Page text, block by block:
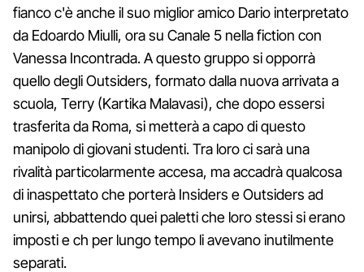
fianco c'è anche il suo miglior amico Dario interpretato
da Edoardo Miulli, ora su Canale 5 nella fiction con
Vanessa Incontrada. A questo gruppo si opporrà
quello degli Outsiders, formato dalla nuova arrivata a
scuola, Terry (Kartika Malavasi), che dopo essersi
trasferita da Roma, si metterà a capo di questo
manipolo di giovani studenti. Tra loro ci sarà una
rivalità particolarmente accesa, ma accadrà qualcosa
di inaspettato che porterà Insiders e Outsiders ad
unirsi, abbattendo quei paletti che loro stessi si erano
imposti e ch per lungo tempo li avevano inutilmente
separati.